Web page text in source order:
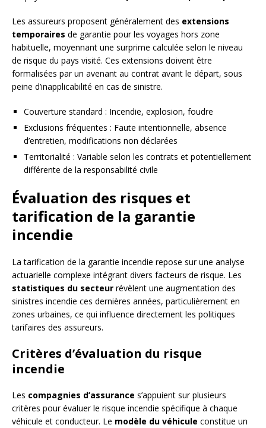
Les assureurs proposent généralement des extensions
temporaires de garantie pour les voyages hors zone
habituelle, moyennant une surprime calculée selon le niveau
de risque du pays visité. Ces extensions doivent être
formalisées par un avenant au contrat avant le départ, sous
peine d’inapplicabilité en cas de sinistre.
Couverture standard : Incendie, explosion, foudre
Exclusions fréquentes : Faute intentionnelle, absence
d’entretien, modifications non déclarées
Territorialité : Variable selon les contrats et potentiellement
différente de la responsabilité civile
Évaluation des risques et
tarification de la garantie
incendie
La tarification de la garantie incendie repose sur une analyse
actuarielle complexe intégrant divers facteurs de risque. Les
statistiques du secteur révèlent une augmentation des
sinistres incendie ces dernières années, particulièrement en
zones urbaines, ce qui influence directement les politiques
tarifaires des assureurs.
Critères d’évaluation du risque
incendie
Les compagnies d’assurance s’appuient sur plusieurs
critères pour évaluer le risque incendie spécifique à chaque
véhicule et conducteur. Le modèle du véhicule constitue un